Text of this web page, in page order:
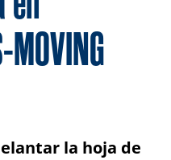
la hoja de